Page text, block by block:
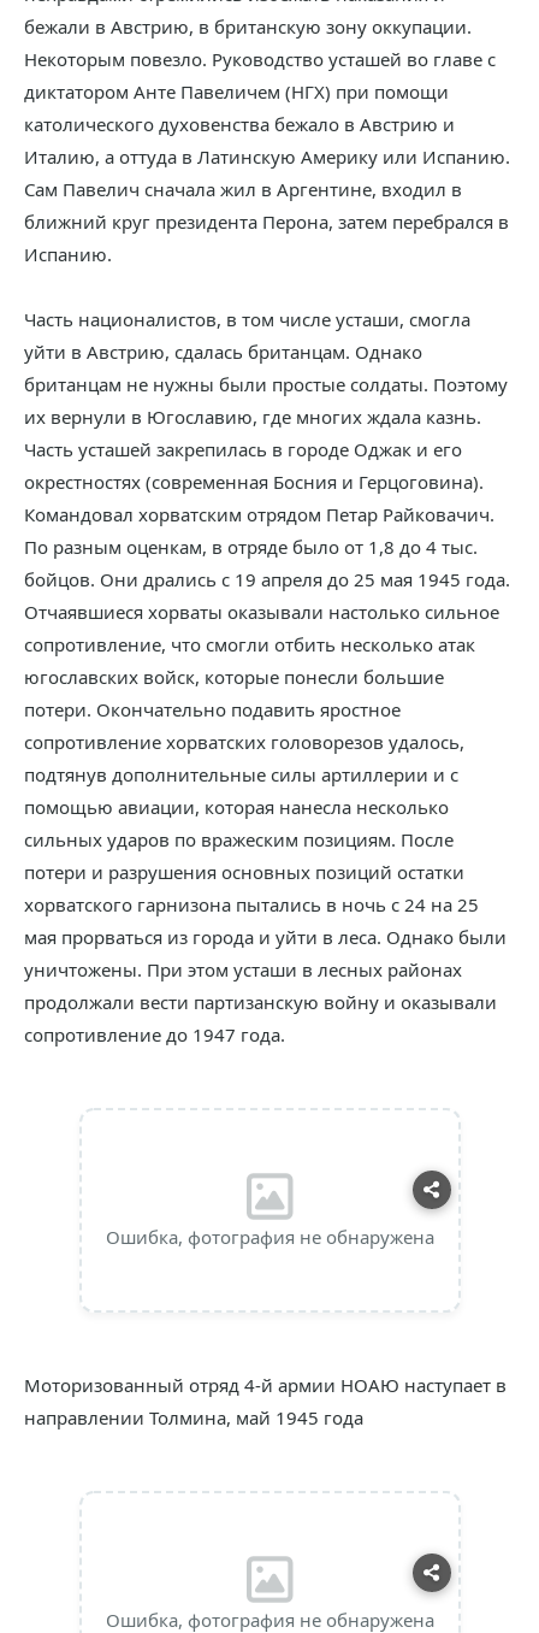
бежали в Австрию, в британскую зону оккупации.
Некоторым повезло. Руководство усташей во главе с
диктатором Анте Павеличем (НГХ) при помощи
католического духовенства бежало в Австрию и
Италию, а оттуда в Латинскую Америку или Испанию.
Сам Павелич сначала жил в Аргентине, входил в
ближний круг президента Перона, затем перебрался в
Испанию.
Часть националистов, в том числе усташи, смогла
уйти в Австрию, сдалась британцам. Однако
британцам не нужны были простые солдаты. Поэтому
их вернули в Югославию, где многих ждала казнь.
Часть усташей закрепилась в городе Оджак и его
окрестностях (современная Босния и Герцоговина).
Командовал хорватским отрядом Петар Райковачич.
По разным оценкам, в отряде было от 1,8 до 4 тыс.
бойцов. Они дрались с 19 апреля до 25 мая 1945 года.
Отчаявшиеся хорваты оказывали настолько сильное
сопротивление, что смогли отбить несколько атак
югославских войск, которые понесли большие
потери. Окончательно подавить яростное
сопротивление хорватских головорезов удалось,
подтянув дополнительные силы артиллерии и с
помощью авиации, которая нанесла несколько
сильных ударов по вражеским позициям. После
потери и разрушения основных позиций остатки
хорватского гарнизона пытались в ночь с 24 на 25
мая прорваться из города и уйти в леса. Однако были
уничтожены. При этом усташи в лесных районах
продолжали вести партизанскую войну и оказывали
сопротивление до 1947 года.
Ошибка, фотография не обнаружена
Моторизованный отряд 4-й армии НОАЮ наступает в
направлении Толмина, май 1945 года
Ошибка, фотография не обнаружена